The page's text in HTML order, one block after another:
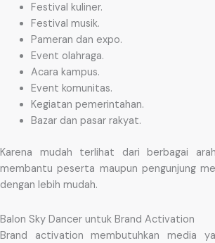
Festival kuliner.
Festival musik.
Pameran dan expo.
Event olahraga.
Acara kampus.
Event komunitas.
Kegiatan pemerintahan.
Bazar dan pasar rakyat.
Karena mudah terlihat dari berbagai
membantu peserta maupun pengunjung
dengan lebih mudah.
Balon Sky Dancer untuk Brand Activation
Brand activation membutuhkan media